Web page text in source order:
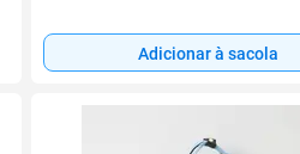
Adicionar à sacola